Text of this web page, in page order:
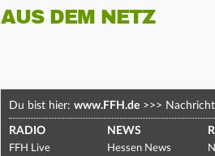
AUS DEM NETZ
Du bist hier: www.FFH.de >>>
RADIO
FFH Live
NEWS
Hessen News